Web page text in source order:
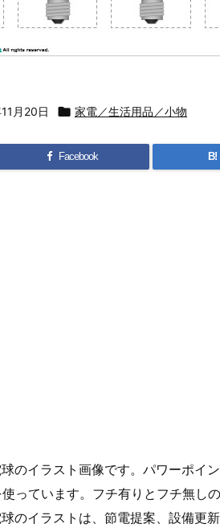
月20日  家電／生活用品／小物
Facebook B!
のイラスト画像です。パワーポイ
っています。フチ有りとフチ無し
のイラストは、節電提案、設備更